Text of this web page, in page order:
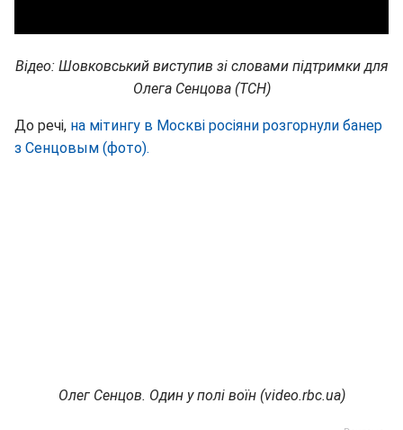
Відео: Шовковський виступив зі словами підтримки для
Олега Сенцова (ТСН)
До речі, на мітингу в Москві росіяни розгорнули банер
з Сенцовым (фото).
Олег Сенцов. Один у полі воїн (video.rbc.ua)